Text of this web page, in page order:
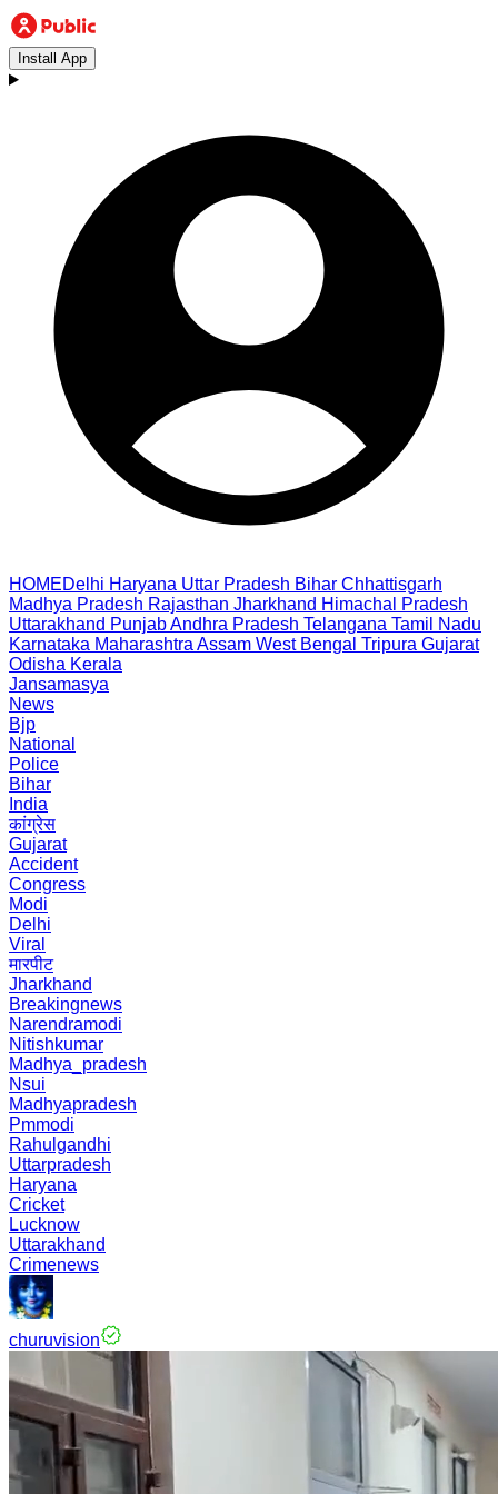
Install App
HOMEDelhi Haryana Uttar Pradesh Bihar Chhattisgarh
Madhya Pradesh Rajasthan Jharkhand Himachal Pradesh
Uttarakhand PunjabAndhra Pradesh Telangana Tamil Nadu
Karnataka Maharashtra Assam West Bengal Tripura Gujarat
Odisha Kerala
Jansamasya
News
Bjp
National
Police
Bihar
India
कांग्रेस
Gujarat
Accident
Congress
Modi
Delhi
Viral
मारपीट
Jharkhand
Breakingnews
Narendramodi
Nitishkumar
Madhya_pradesh
Nsui
Madhyapradesh
Pmmodi
Rahulgandhi
Uttarpradesh
Haryana
Cricket
Lucknow
Uttarakhand
Crimenews
churuvision